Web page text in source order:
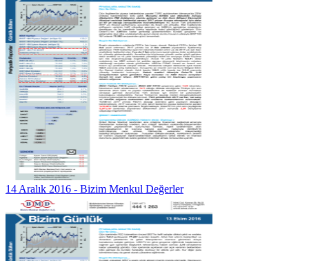
14 Aralık 2016 - Bizim Menkul Değerler